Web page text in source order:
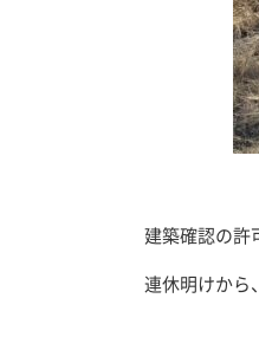
建築確認の許
連休明けから